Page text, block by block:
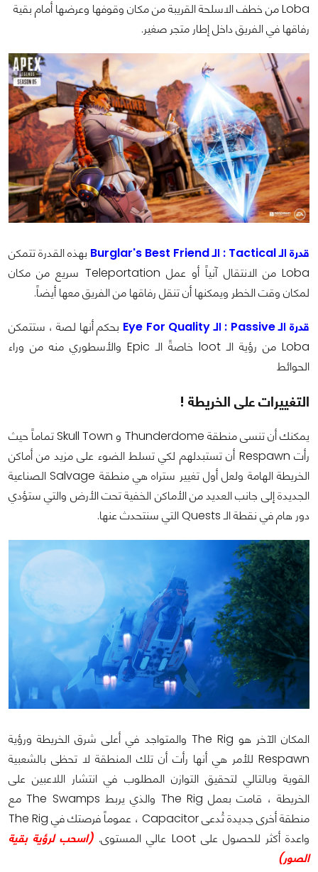
Loba من خطف الاسلحة القريبة من مكان وقوفها وعرضها أمام بقية
رفاقها في الفريق داخل إطار متجر صغير.
قدرة الـ Tactical : الـ Burglar's Best Friend
بهذه القدرة تتمكن
Loba من الانتقال آنياً أو عمل Teleportation سريع من مكان
لمكان وقت الخطر ويمكنها أن تنقل رفاقها من الفريق معها أيضاً.
قدرة الـ Passive : الـ Eye For Quality
بحكم أنها لصة ، ستتمكن
Loba من رؤية الـ loot خاصةً الـ Epic والأسطوري منه من وراء
الحوائط
التغييرات على الخريطة !
يمكنك أن تنسى منطقة Thunderdome و Skull Town تماماً حيث
رأت Respawn أن تستبدلهم لكي تسلط الضوء على مزيد من أماكن
الخريطة الهامة ولعل أول تغيير ستراه هي منطقة Salvage الصناعية
الجديدة إلى جانب العديد من الأماكن الخفية تحت الأرض والتي ستؤدي
دور هام في نقطة الـ Quests التي سنتحدث عنها.
المكان الآخر هو The Rig والمتواجد في أعلى شرق الخريطة ورؤية
Respawn للأمر هي أنها رأت أن تلك المنطقة لا تحظى بالشعبية
القوية وبالتالي لتحقيق التوازن المطلوب في انتشار اللاعبين على
الخريطة ، قامت بعمل The Rig والذي يربط The Swamps مع
منطقة أخرى جديدة تُدعى Capacitor ، عموماً فرصتك في The Rig
واعدة أكثر للحصول على Loot عالي المستوى.
(اسحب لرؤية بقية
الصور)